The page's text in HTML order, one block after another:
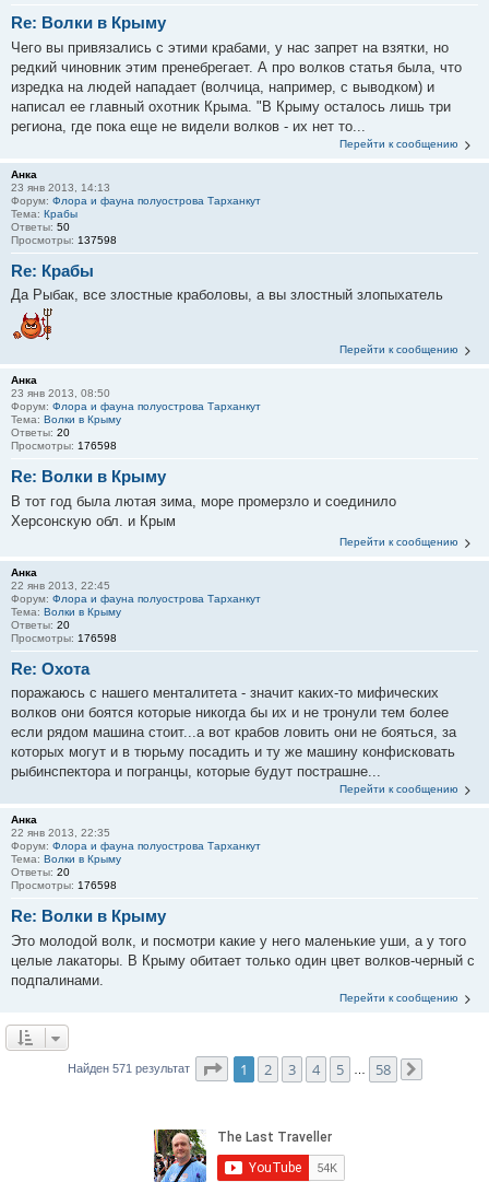
Re: Волки в Крыму
Чего вы привязались с этими крабами, у нас запрет на взятки, но
редкий чиновник этим пренебрегает. А про волков статья была, что
изредка на людей нападает (волчица, например, с выводком) и
написал ее главный охотник Крыма. "В Крыму осталось лишь три
региона, где пока еще не видели волков - их нет то...
Перейти к сообщению
Анка
23 янв 2013, 14:13
Форум: Флора и фауна полуострова Тарханкут
Тема: Крабы
Ответы: 50
Просмотры: 137598
Re: Крабы
Да Рыбак, все злостные краболовы, а вы злостный злопыхатель
Перейти к сообщению
Анка
23 янв 2013, 08:50
Форум: Флора и фауна полуострова Тарханкут
Тема: Волки в Крыму
Ответы: 20
Просмотры: 176598
Re: Волки в Крыму
В тот год была лютая зима, море промерзло и соединило
Херсонскую обл. и Крым
Перейти к сообщению
Анка
22 янв 2013, 22:45
Форум: Флора и фауна полуострова Тарханкут
Тема: Волки в Крыму
Ответы: 20
Просмотры: 176598
Re: Охота
поражаюсь с нашего менталитета - значит каких-то мифических
волков они боятся которые никогда бы их и не тронули тем более
если рядом машина стоит...а вот крабов ловить они не бояться, за
которых могут и в тюрьму посадить и ту же машину конфисковать
рыбинспектора и погранцы, которые будут пострашне...
Перейти к сообщению
Анка
22 янв 2013, 22:35
Форум: Флора и фауна полуострова Тарханкут
Тема: Волки в Крыму
Ответы: 20
Просмотры: 176598
Re: Волки в Крыму
Это молодой волк, и посмотри какие у него маленькие уши, а у того
целые лакаторы. В Крыму обитает только один цвет волков-черный с
подпалинами.
Перейти к сообщению
Найден 571 результат Страница1 из
1 2 3 4 5 58